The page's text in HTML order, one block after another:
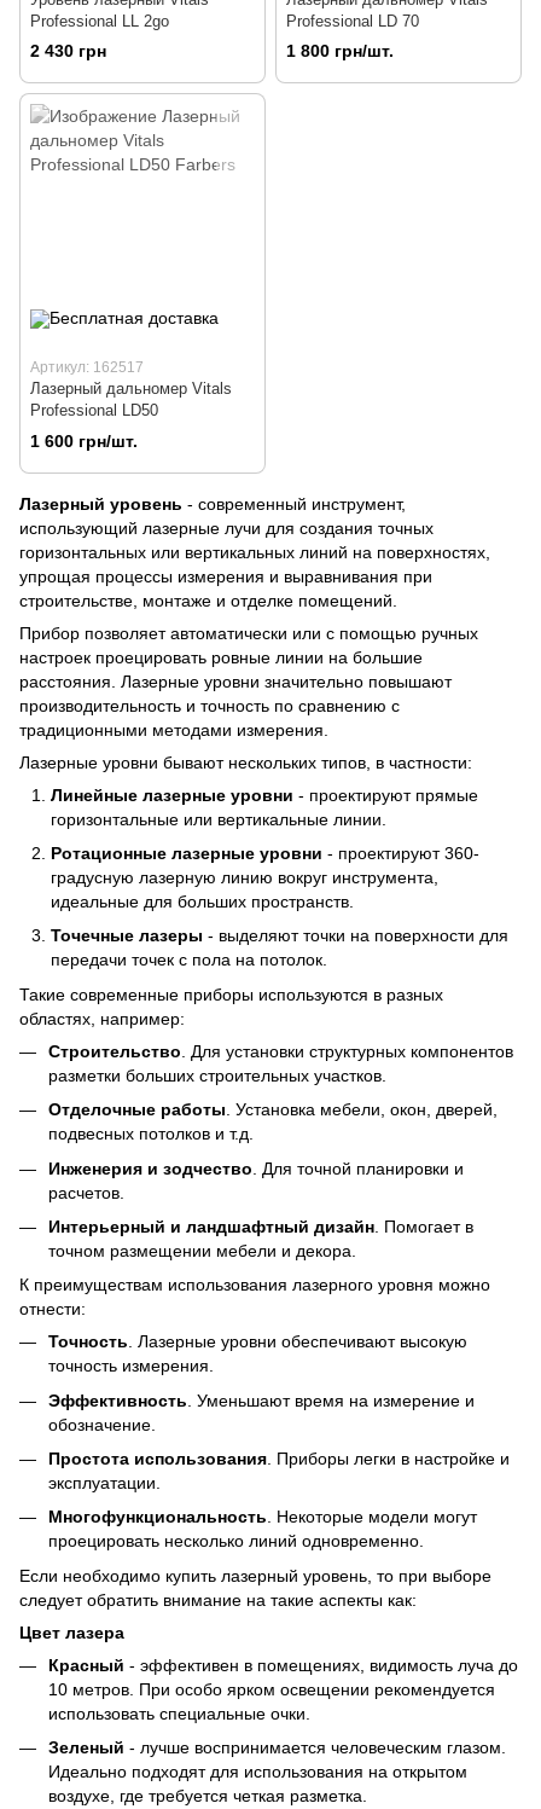
Professional LL 2go
2 430 грн
Professional LD ​​70
1 800 грн/шт.
Артикул: 162517
Лазерный дальномер Vitals
Professional LD50
1 600 грн/шт.
Лазерный уровень - современный инструмент,
использующий лазерные лучи для создания точных
горизонтальных или вертикальных линий на поверхностях,
упрощая процессы измерения и выравнивания при
строительстве, монтаже и отделке помещений.
Прибор позволяет автоматически или с помощью ручных
настроек проецировать ровные линии на большие
расстояния. Лазерные уровни значительно повышают
производительность и точность по сравнению с
традиционными методами измерения.
Лазерные уровни бывают нескольких типов, в частности:
Линейные лазерные уровни - проектируют прямые
горизонтальные или вертикальные линии.
Ротационные лазерные уровни - проектируют 360-
градусную лазерную линию вокруг инструмента,
идеальные для больших пространств.
Точечные лазеры - выделяют точки на поверхности для
передачи точек с пола на потолок.
Такие современные приборы используются в разных
областях, например:
Строительство . Для установки структурных компонентов
разметки больших строительных участков.
Отделочные работы . Установка мебели, окон, дверей,
подвесных потолков и т.д.
Инженерия и зодчество . Для точной планировки и
расчетов.
Интерьерный и ландшафтный дизайн . Помогает в
точном размещении мебели и декора.
К преимуществам использования лазерного уровня можно
отнести:
Точность. Лазерные уровни обеспечивают высокую
точность измерения.
Эффективность . Уменьшают время на измерение и
обозначение.
Простота использования . Приборы легки в настройке и
эксплуатации.
Многофункциональность. Некоторые модели могут
проецировать несколько линий одновременно.
Если необходимо купить лазерный уровень, то при выборе
следует обратить внимание на такие аспекты как:
Цвет лазера
Красный - эффективен в помещениях, видимость луча до
10 метров. При особо ярком освещении рекомендуется
использовать специальные очки.
Зеленый - лучше воспринимается человеческим глазом.
Идеально подходят для использования на открытом
воздухе, где требуется четкая разметка.